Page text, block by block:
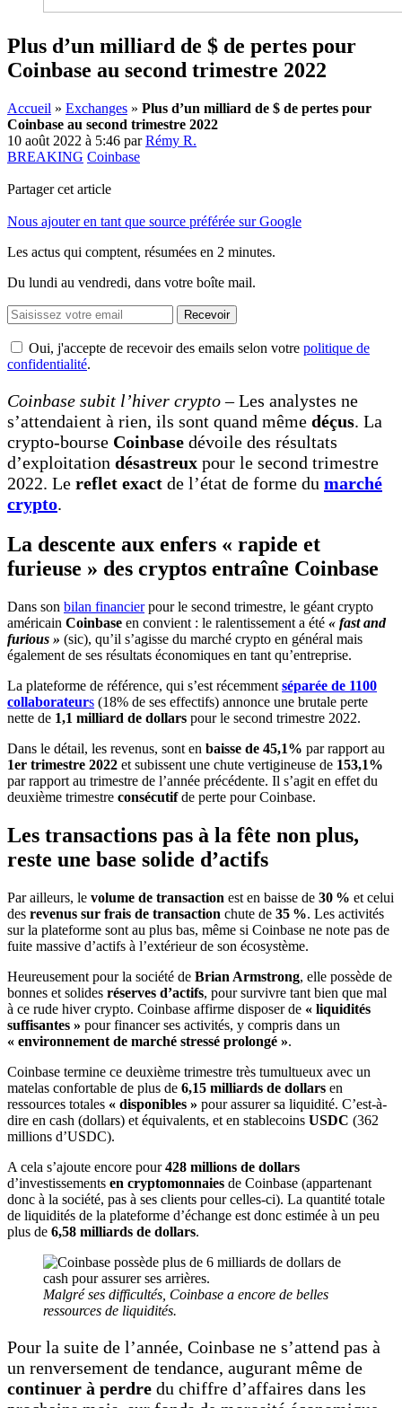
Plus d’un milliard de $ de pertes pour
Coinbase au second trimestre 2022
Accueil » Exchanges » Plus d’un milliard de $ de pertes pour
Coinbase au second trimestre 2022
10 août 2022 à 5:46 parRémy R.
BREAKING Coinbase
Partager cet article
Nous ajouter en tant que source préférée sur Google
Les actus qui comptent, résumées en 2 minutes.
Du lundi au vendredi, dans votre boîte mail.
Recevoir
Oui, j'accepte de recevoir des emails selon votre politique de
confidentialité.
Coinbase subit l’hiver crypto– Les analystes ne
s’attendaient à rien, ils sont quand même déçus. La
crypto-bourse Coinbase dévoile des résultats
d’exploitation désastreux pour le second trimestre
2022. Le reflet exact de l’état de forme du marché
crypto.
La descente aux enfers « rapide et
furieuse » des cryptos entraîne Coinbase
Dans son bilan financierpour le second trimestre, le géant crypto
américain Coinbase en convient : le ralentissement a été « fast and
furious » (sic), qu’il s’agisse du marché crypto en général mais
également de ses résultats économiques en tant qu’entreprise.
La plateforme de référence, qui s’est récemment séparée de 1100
collaborateurs (18% de ses effectifs) annonce une brutale perte
nette de 1,1 milliard de dollars pour le second trimestre 2022.
Dans le détail, les revenus, sont en baisse de 45,1% par rapport au
1er trimestre 2022 et subissent une chute vertigineuse de 153,1%
par rapport au trimestre de l’année précédente. Il s’agit en effet du
deuxième trimestre consécutifde perte pour Coinbase.
Les transactions pas à la fête non plus,
reste une base solide d’actifs
Par ailleurs, le volume de transaction est en baisse de 30 % et celui
des revenus sur frais de transaction chute de 35 %. Les activités
sur la plateforme sont au plus bas, même si Coinbase ne note pas de
fuite massive d’actifs à l’extérieur de son écosystème.
Heureusement pour la société de Brian Armstrong, elle possède de
bonnes et solides réserves d’actifs, pour survivre tant bien que mal
à ce rude hiver crypto. Coinbase affirme disposer de « liquidités
suffisantes » pour financer ses activités, y compris dans un
« environnement de marché stressé prolongé ».
Coinbase termine ce deuxième trimestre très tumultueux avec un
matelas confortable de plus de 6,15 milliards de dollars en
ressources totales « disponibles » pour assurer sa liquidité. C’est-à-
dire en cash (dollars) et équivalents, et en stablecoins USDC (362
millions d’USDC).
A cela s’ajoute encore pour428 millions de dollars
d’investissements en cryptomonnaies de Coinbase (appartenant
donc à la société, pas à ses clients pour celles-ci). La quantité totale
de liquidités de la plateforme d’échange est donc estimée à un peu
plus de 6,58 milliards de dollars.
Malgré ses difficultés, Coinbase a encore de belles
ressources de liquidités.
Pour la suite de l’année, Coinbase ne s’attend pas à
un renversement de tendance, augurant même de
continuer à perdre du chiffre d’affaires dans les